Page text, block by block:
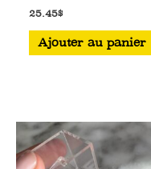
25.45$
Ajouter au panier